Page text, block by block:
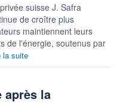
suisse J. Safra
de croître plus
maintiennent leurs
de l'énergie, soutenus par
la suite
après la